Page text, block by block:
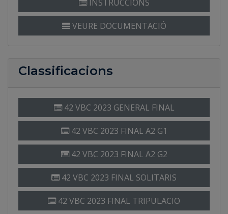
INSTRUCCIONS
VEURE DOCUMENTACIÓ
Classificacions
42 VBC 2023 GENERAL FINAL
42 VBC 2023 FINAL A2 G1
42 VBC 2023 FINAL A2 G2
42 VBC 2023 FINAL SOLITARIS
42 VBC 2023 FINAL TRIPULACIO